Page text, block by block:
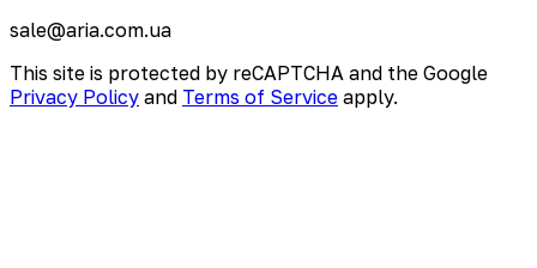
sale@aria.com.ua
This site is protected by reCAPTCHA and the Google
Privacy Policy and Terms of Service apply.